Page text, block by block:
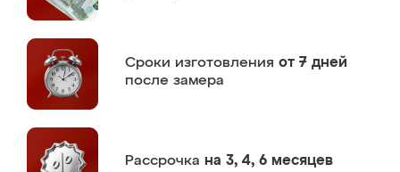
Сроки изготовления от 7 дней
после замера
Рассрочка на 3, 4, 6 месяцев